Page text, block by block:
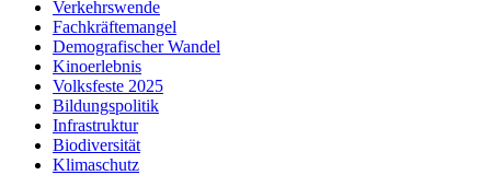
Verkehrswende
Fachkräftemangel
Demografischer Wandel
Kinoerlebnis
Volksfeste 2025
Bildungspolitik
Infrastruktur
Biodiversität
Klimaschutz